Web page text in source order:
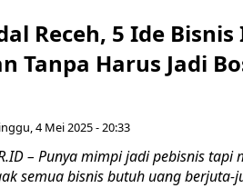
Receh, 5 Ide
Tanpa Harus Jadi
4 Mei 2025 - 20:33
– Punya mimpi jadi pebisnis
semua bisnis butuh uang berjuta-